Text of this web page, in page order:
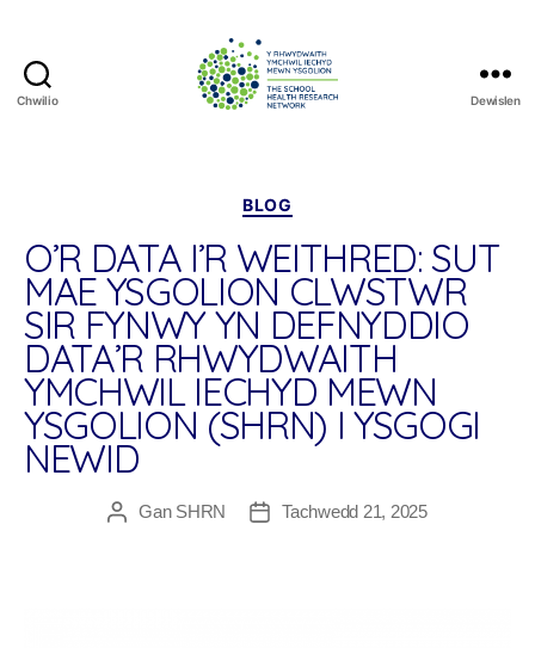
Chwilio
Research
Network
Dewislen
Categorïau
BLOG
O’R DATA I’R WEITHRED: SUT
MAE YSGOLION CLWSTWR
SIR FYNWY YN DEFNYDDIO
DATA’R RHWYDWAITH
YMCHWIL IECHYD MEWN
YSGOLION (SHRN) I YSGOGI
NEWID
Awdur
Gan SHRN
Dyddiad
Tachwedd 21, 2025